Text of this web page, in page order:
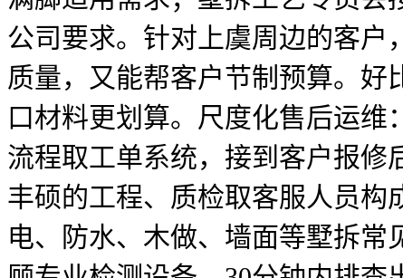
公司要求。针对上虞周边的客户
质量，又能帮客户节制预算。
口材料更划算。尺度化售后运
流程取工单系统，接到客户报修
丰硕的工程、质检取客服人员构
电、防水、木做、墙面等墅拆